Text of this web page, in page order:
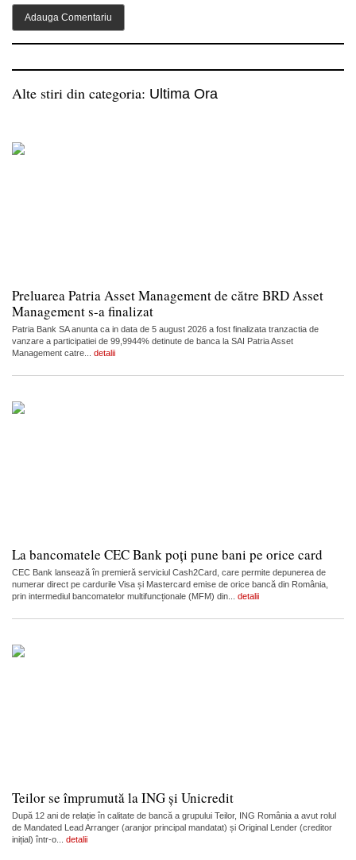
Alte stiri din categoria: Ultima Ora
Preluarea Patria Asset Management de către BRD Asset
Management s-a finalizat
Patria Bank SA anunta ca in data de 5 august 2026 a fost finalizata tranzactia de
vanzare a participatiei de 99,9944% detinute de banca la SAI Patria Asset
Management catre... detalii
La bancomatele CEC Bank poți pune bani pe orice card
CEC Bank lansează în premieră serviciul Cash2Card, care permite depunerea de
numerar direct pe cardurile Visa și Mastercard emise de orice bancă din România,
prin intermediul bancomatelor multifuncționale (MFM) din... detalii
Teilor se împrumută la ING și Unicredit
După 12 ani de relație în calitate de bancă a grupului Teilor, ING România a avut rolul
de Mandated Lead Arranger (aranjor principal mandatat) și Original Lender (creditor
inițial) într-o... detalii